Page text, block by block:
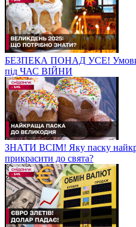
БЕЗПЕКА ПОНАД УСЕ!
під ЧАС ВІЙНИ
ЗНАТИ ВСІМ! Яку паску
прикрасити до свята?